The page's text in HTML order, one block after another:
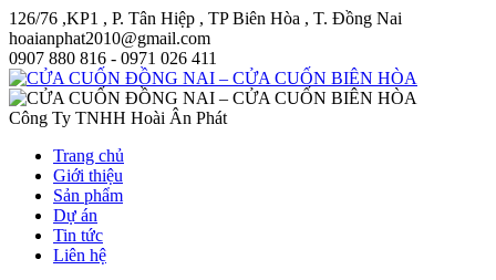
126/76 ,KP1 , P. Tân Hiệp , TP Biên Hòa , T. Đồng Nai
hoaianphat2010@gmail.com
0907 880 816 - 0971 026 411
Công Ty TNHH Hoài Ân Phát
Trang chủ
Giới thiệu
Sản phẩm
Dự án
Tin tức
Liên hệ